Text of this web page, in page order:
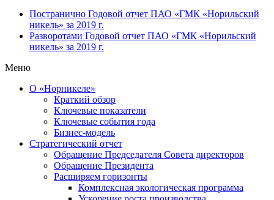
Постранично Годовой отчет ПАО «ГМК «Норильский
никель» за 2019 г.
Разворотами Годовой отчет ПАО «ГМК «Норильский
никель» за 2019 г.
Меню
О «Норникеле»
Краткий обзор
Ключевые показатели
Ключевые события года
Бизнес-модель
Стратегический отчет
Обращение Председателя Совета директоров
Обращение Президента
Расширяем горизонты
Комплексная экологическая программа